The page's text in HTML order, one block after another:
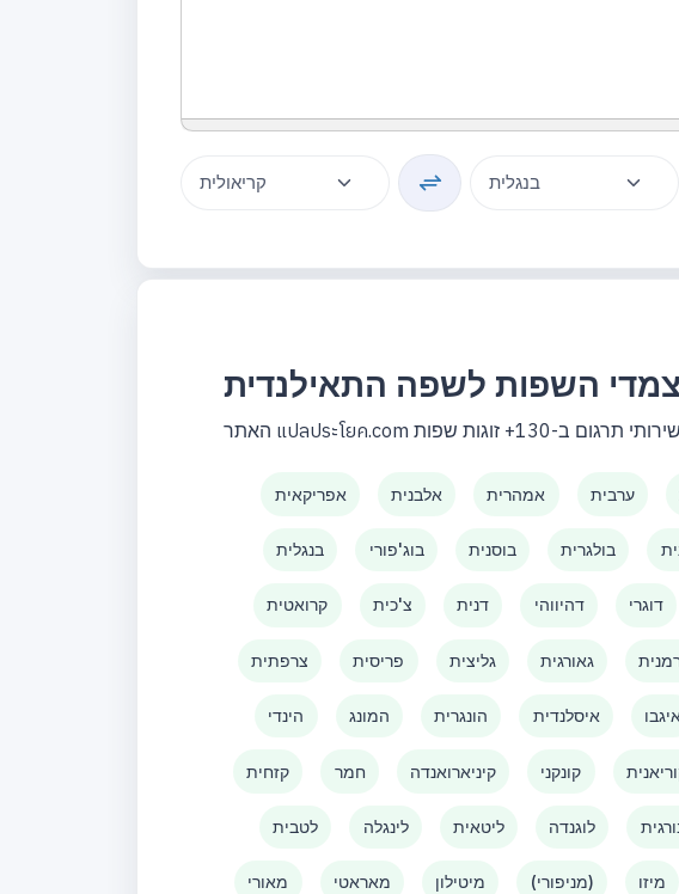
אפריקאית אלבנית אמהרית ערבית
בנגלית בוג'פורי בוסנית בולגרית
קרואטית צ'כית דנית דהיווהי דוגרי
צרפתית פריסית גליצית גאורגית
הינדי המונג הונגרית איסלנדית איגבו
קזחית חמר קיניארואנדה קונקני
לטבית לינגלה ליטאית לוגנדה
מאורי מאראטי מיטילון (מניפורי) מיזו